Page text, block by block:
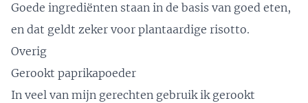
Goede ingrediënten staan in de basis van goed eten,
en dat geldt zeker voor plantaardige risotto.
Overig
Gerookt paprikapoeder
In veel van mijn gerechten gebruik ik gerookt